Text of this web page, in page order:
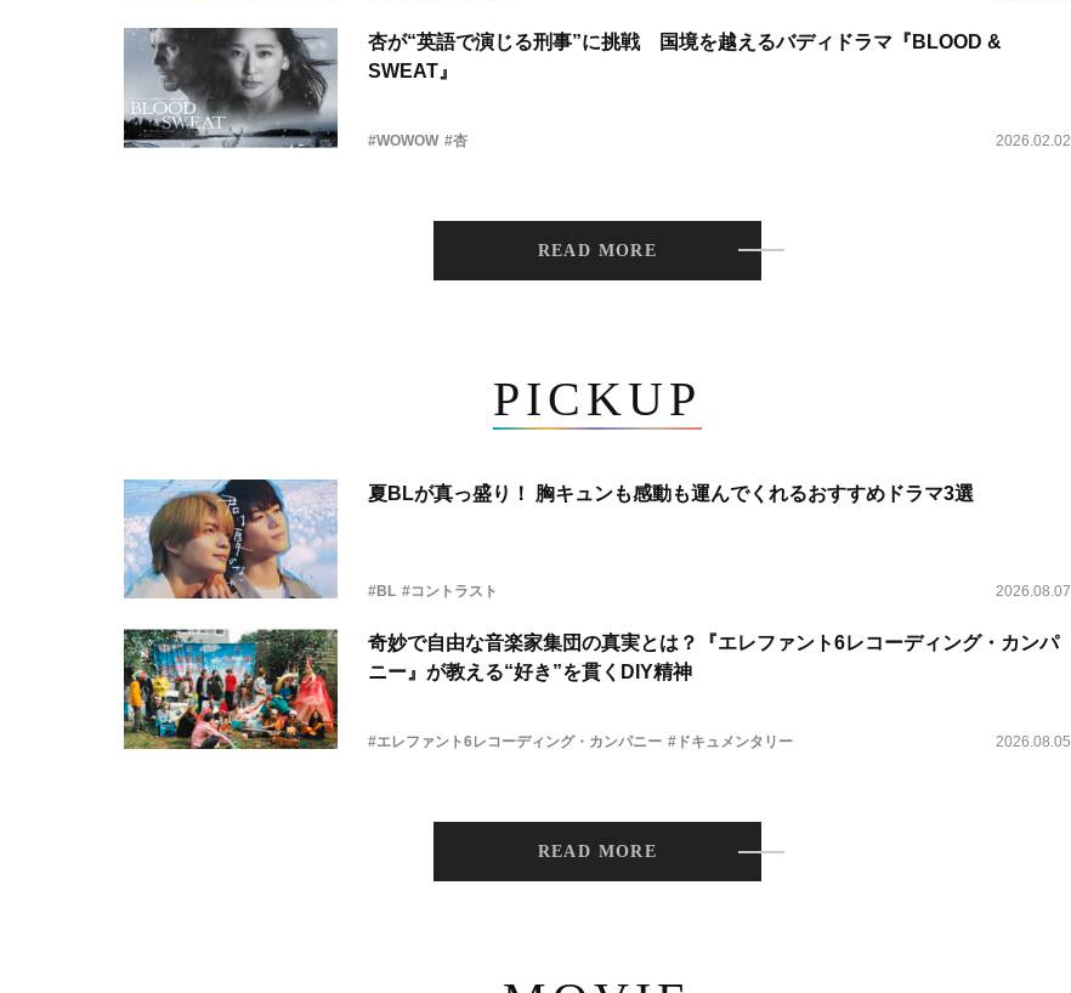
杏が“英語で演じる刑事”に挑戦 国境を越えるバディドラマ『BLOOD &
SWEAT』
#WOWOW #杏 2026.02.02
READ MORE
PICKUP
夏BLが真っ盛り！ 胸キュンも感動も運んでくれるおすすめドラマ3選
#BL #コントラスト 2026.08.07
奇妙で自由な音楽家集団の真実とは？『エレファント6レコーディング・カンパ
ニー』が教える“好き”を貫くDIY精神
#エレファント6レコーディング・カンパニー #ドキュメンタリー 2026.08.05
READ MORE